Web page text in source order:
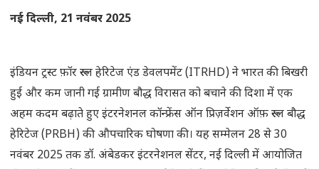
नई दिल्ली, 21 नवंबर 2025
इंडियन ट्रस्ट फ़ॉर रूरल हेरिटेज एंड डेवलपमेंट (ITRHD) ने भारत की बिखरी
हुई और कम जानी गई ग्रामीण बौद्ध विरासत को बचाने की दिशा में एक
अहम कदम बढ़ाते हुए इंटरनेशनल कॉन्फ्रेंस ऑन प्रिज़र्वेशन ऑफ़ रूरल बौद्ध
हेरिटेज (PRBH) की औपचारिक घोषणा की। यह सम्मेलन 28 से 30
नवंबर 2025 तक डॉ. अंबेडकर इंटरनेशनल सेंटर, नई दिल्ली में आयोजित